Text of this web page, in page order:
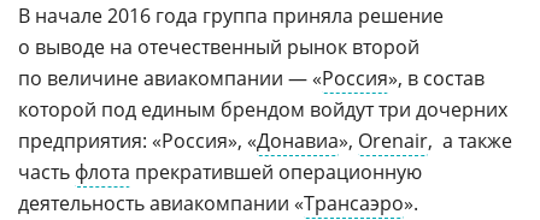
В начале 2016 года группа приняла решение
о выводе на отечественный рынок второй
по величине авиакомпании — «Россия», в состав
которой под единым брендом войдут три дочерних
предприятия: «Россия», «Донавиа», Orenair, а также
часть флота прекратившей операционную
деятельность авиакомпании «Трансаэро».